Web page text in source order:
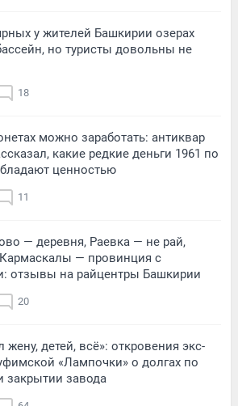
у жителей Башкирии озерах
но туристы довольны не
18
можно заработать: антиквар
какие редкие деньги 1961 по
ценностью
11
— деревня, Раевка — не рай,
— провинция с
отзывы на райцентры Башкирии
20
жену, детей, всё»: откровения экс-
«Лампочки» о долгах по
закрытии завода